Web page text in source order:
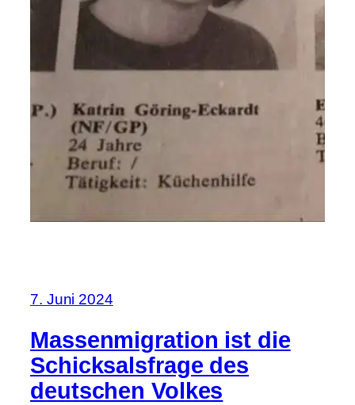
7. Juni 2024
Massenmigration ist die
Schicksalsfrage des
deutschen Volkes